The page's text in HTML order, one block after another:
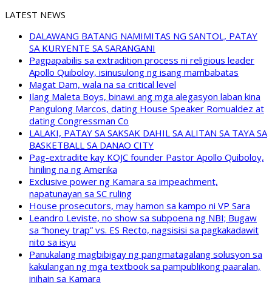
LATEST NEWS
DALAWANG BATANG NAMIMITAS NG SANTOL, PATAY
SA KURYENTE SA SARANGANI
Pagpapabilis sa extradition process ni religious leader
Apollo Quiboloy, isinusulong ng isang mambabatas
Magat Dam, wala na sa critical level
Ilang Maleta Boys, binawi ang mga alegasyon laban kina
Pangulong Marcos, dating House Speaker Romualdez at
dating Congressman Co
LALAKI, PATAY SA SAKSAK DAHIL SA ALITAN SA TAYA SA
BASKETBALL SA DANAO CITY
Pag-extradite kay KOJC founder Pastor Apollo Quiboloy,
hiniling na ng Amerika
Exclusive power ng Kamara sa impeachment,
napatunayan sa SC ruling
House prosecutors, may hamon sa kampo ni VP Sara
Leandro Leviste, no show sa subpoena ng NBI; Bugaw
sa “honey trap” vs. ES Recto, nagsisisi sa pagkakadawit
nito sa isyu
Panukalang magbibigay ng pangmatagalang solusyon sa
kakulangan ng mga textbook sa pampublikong paaralan,
inihain sa Kamara